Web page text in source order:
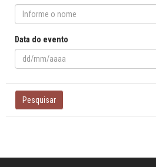
Data do evento
Pesquisar